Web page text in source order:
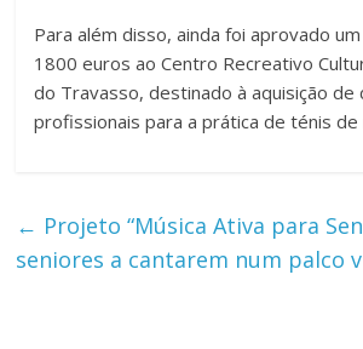
Para além disso, ainda foi aprovado
1800 euros ao Centro Recreativo
do Travasso, destinado à aquisição de
profissionais para a prática de ténis de
← Projeto “Música Ativa para
seniores a cantarem num palco